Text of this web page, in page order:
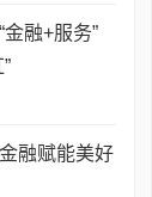
融+服务”
融赋能美好